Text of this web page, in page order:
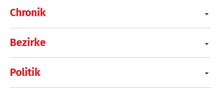
Chronik
Bezirke
Politik